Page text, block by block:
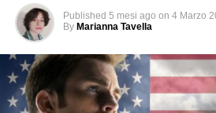
Published 5 mesi ago on 4 Marzo
By Marianna Tavella